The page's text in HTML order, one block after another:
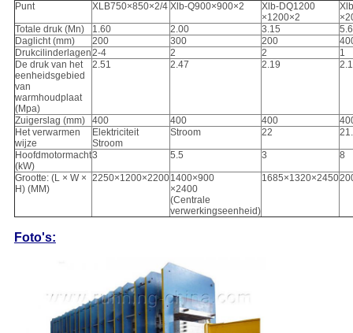
Punt XLB750×850×2/4 Xlb-Q900×900×2
Xlb-DQ1200
×1200×2
Totale druk (Mn)
1.60 2.00 3.15
Daglicht (mm)
200 300 200
Drukcilinderlagen2-4 2 2
1
De druk van het
eenheidsgebied
van
warmhoudplaat
(Mpa)
2.51 2.47 2.19
Zuigerslag (mm) 400 400 400
Het verwarmen
wijze
Elektriciteit
Stroom
Stroom 22
Hoofdmotormacht
(kW)
3 5.5 3 8
Grootte: (L × W ×
H) (MM)
2250×1200×22001400×900
×2400
(Centrale
verwerkingseenheid)
1685×1320×2450
Foto's: